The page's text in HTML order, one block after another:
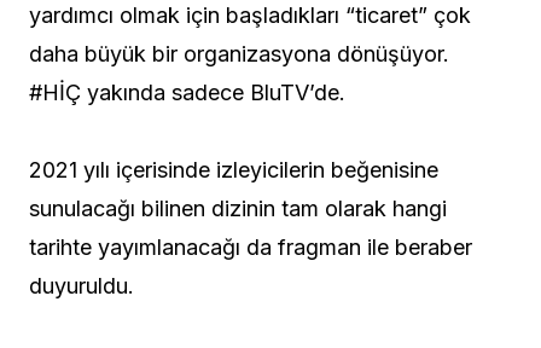
yardımcı olmak için başladıkları “ticaret” çok
daha büyük bir organizasyona dönüşüyor.
#HİÇ yakında sadece BluTV’de.
2021 yılı içerisinde izleyicilerin beğenisine
sunulacağı bilinen dizinin tam olarak hangi
tarihte yayımlanacağı da fragman ile beraber
duyuruldu.